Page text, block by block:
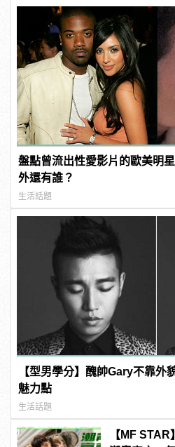
盤點曾流出性愛影片的歐美明
外還有誰？
生活話題
【型男學分】醜帥Gary不靠外
魅力點
生活話題
【MF